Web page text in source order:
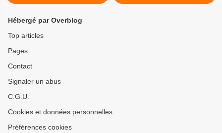
Hébergé par Overblog
Top articles
Pages
Contact
Signaler un abus
C.G.U.
Cookies et données personnelles
Préférences cookies